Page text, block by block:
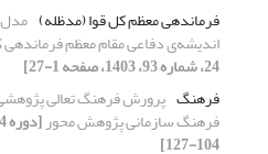
فرماندهی معظم کل قوا (مدظله) مدل
اندیشه‌ی دفاعی مقام معظم فرماندهی
24، شماره 93، 1403، صفحه 1-27]
فرهنگ پرورش فرهنگ تعالی
فرهنگ سازمانی پژوهش محور
104-127]